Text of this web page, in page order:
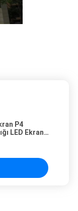
P4
LED Ekran